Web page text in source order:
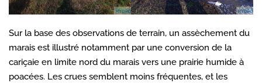
Sur la base des observations de terrain, un assèchement du
marais est illustré notamment par une conversion de la
cariçaie en limite nord du marais vers une prairie humide à
poacées. Les crues semblent moins fréquentes, et les